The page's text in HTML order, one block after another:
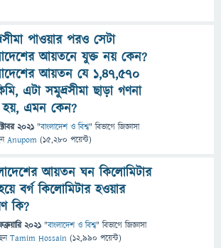
পাওয়ার পরও সেটা
আয়তনে যুক্ত নয় কেন?
আয়তন যে ১,৪৭,৫৭০
এটা সমুদ্রসীমা ছাড়া গণনা
হয়, এমন কেন?
2021 "বাংলাদেশ ও বিশ্ব" বিভাগে জিজ্ঞাসা
Anupom (15,280 পয়েন্ট)
আয়তন ঘন কিলোমিটার
বর্গ কিলোমিটার হওয়ার
কি?
2021 "বাংলাদেশ ও বিশ্ব" বিভাগে জিজ্ঞাসা
Tamim Hossain (12,990 পয়েন্ট)